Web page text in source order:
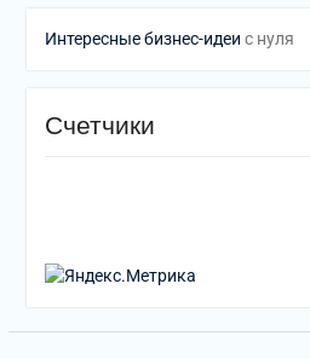
Интересные бизнес-идеи с нуля
Счетчики